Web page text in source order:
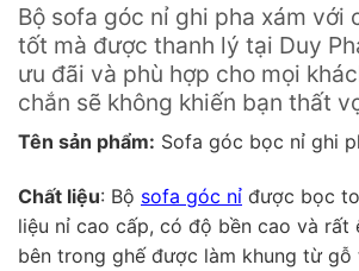
Bộ sofa góc nỉ ghi pha xám với
tốt mà được thanh lý tại Duy
ưu đãi và phù hợp cho mọi
chắn sẽ không khiến bạn thất
Tên sản phẩm: Sofa góc bọc nỉ ghi
Chất liệu: Bộ sofa góc nỉ được bọc
liệu nỉ cao cấp, có độ bền cao và rất
bên trong ghế được làm khung từ gỗ